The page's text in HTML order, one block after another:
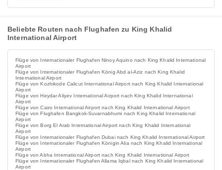
Beliebte Routen nach Flughafen zu King Khalid
International Airport
Flüge von Internationaler Flughafen Ninoy Aquino nach King Khalid International
Airport
Flüge von Internationaler Flughafen König Abd al-Aziz nach King Khalid
International Airport
Flüge von Kozhikode Calicut International Airport nach King Khalid International
Airport
Flüge von Heydar Aliyev International Airport nach King Khalid International
Airport
Flüge von Cairo International Airport nach King Khalid International Airport
Flüge von Flughafen Bangkok-Suvarnabhumi nach King Khalid International
Airport
Flüge von Borg El Arab International Airport nach King Khalid International
Airport
Flüge von Internationaler Flughafen Dubai nach King Khalid International Airport
Flüge von Internationaler Flughafen Königin Alia nach King Khalid International
Airport
Flüge von Abha International Airport nach King Khalid International Airport
Flüge von Internationaler Flughafen Allama Iqbal nach King Khalid International
Airport